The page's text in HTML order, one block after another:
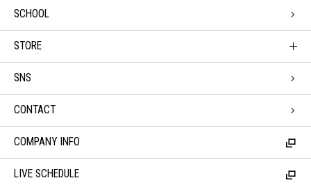
SCHOOL
STORE
SNS
CONTACT
COMPANY INFO
LIVE SCHEDULE